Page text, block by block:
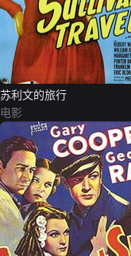
苏利文的旅行
电影